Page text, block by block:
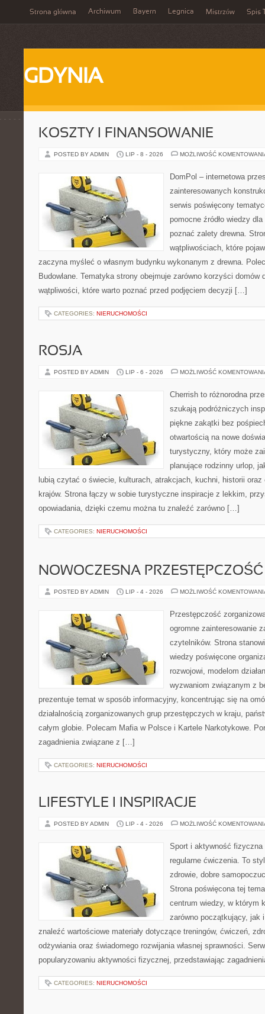
Strona główna Archiwum Bayern Legnica Mistrzów Spis
GDYNIA
KOSZTY I FINANSOWANIE
POSTED BY ADMIN LIP - 8 - 2026 MOŻLIWOŚĆ
DomPol – internetowa
zainteresowanych
serwis poświęcony
pomocne źródło wiedzy
poznać zalety drewna.
wątpliwościach, które
zaczyna myśleć o własnym budynku wykonanym z drewna.
Budowlane. Tematyka strony obejmuje zarówno korzyści domów
wątpliwości, które warto poznać przed podjęciem decyzji […]
CATEGORIES: NIERUCHOMOŚCI
ROSJA
POSTED BY ADMIN LIP - 6 - 2026 MOŻLIWOŚĆ
Cherrish to różnorodna
szukają podróżniczych
piękne zakątki bez
otwartością na nowe
turystyczny, który może
planujące rodzinny urlop,
lubią czytać o świecie, kulturach, atrakcjach, kuchni, historii
krajów. Strona łączy w sobie turystyczne inspiracje z lekkim,
opowiadania, dzięki czemu można tu znaleźć zarówno […]
CATEGORIES: NIERUCHOMOŚCI
NOWOCZESNA PRZESTĘPCZOŚĆ
POSTED BY ADMIN LIP - 4 - 2026 MOŻLIWOŚĆ
Przestępczość
ogromne zainteresowanie
czytelników. Strona
wiedzy poświęcone
rozwojowi, modelom
wyzwaniom związanym z
prezentuje temat w sposób informacyjny, koncentrując się na
działalnością zorganizowanych grup przestępczych w kraju,
całym globie. Polecam Mafia w Polsce i Kartele Narkotykowe.
zagadnienia związane z […]
CATEGORIES: NIERUCHOMOŚCI
LIFESTYLE I INSPIRACJE
POSTED BY ADMIN LIP - 4 - 2026 MOŻLIWOŚĆ
Sport i aktywność
regularne ćwiczenia. To
zdrowie, dobre
Strona poświęcona tej
centrum wiedzy, w którym
zarówno początkujący, jak
znaleźć wartościowe materiały dotyczące treningów, ćwiczeń,
odżywiania oraz świadomego rozwijania własnej sprawności.
popularyzowaniu aktywności fizycznej, przedstawiając
CATEGORIES: NIERUCHOMOŚCI